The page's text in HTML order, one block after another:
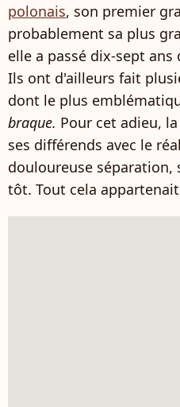
polonais, son premier
probablement sa plus
elle a passé dix-sept ans
Ils ont d'ailleurs fait
dont le plus
braque. Pour cet adieu,
ses différends avec le
douloureuse séparation,
tôt. Tout cela